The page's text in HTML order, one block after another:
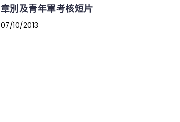
章別及青年軍考核短片
07/10/2013